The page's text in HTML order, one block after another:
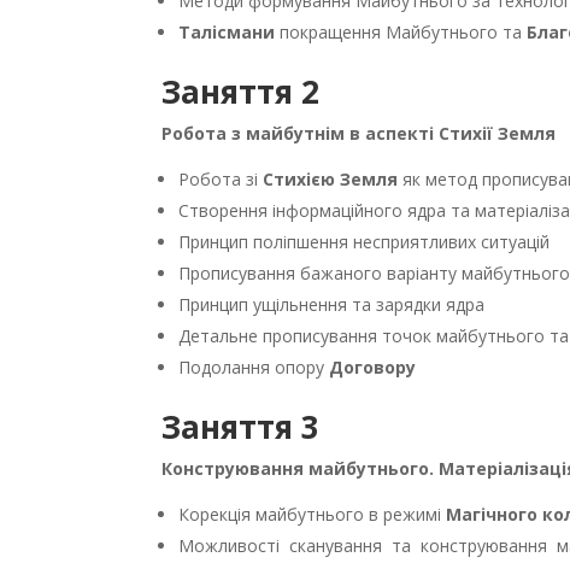
Талісмани покращення Майбутнього та
Заняття 2
Робота з майбутнім в аспекті Стихії Земля
Робота зі Стихією Земля як метод
Створення інформаційного ядра та
Принцип поліпшення несприятливих ситуацій
Прописування бажаного варіанту
Принцип ущільнення та зарядки ядра
Детальне прописування точок майбутнього та
Подолання опору Договору
Заняття 3
Конструювання майбутнього.
Корекція майбутнього в режимі Магічного
Можливості сканування та конструювання